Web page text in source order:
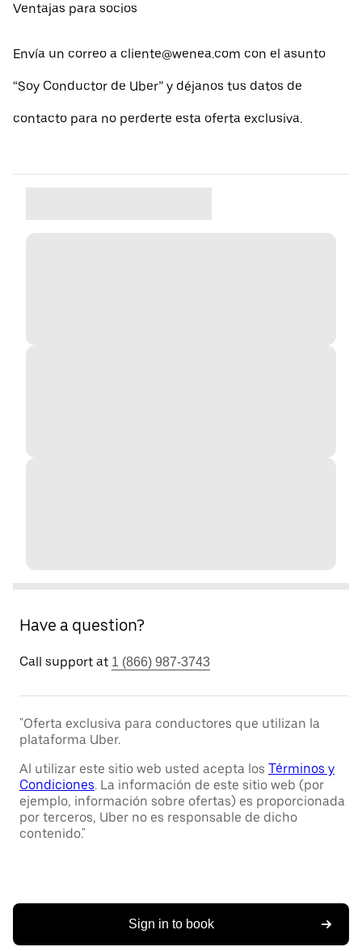
Ventajas para socios
Envía un correo a cliente@wenea.com con el asunto
“Soy Conductor de Uber” y déjanos tus datos de
contacto para no perderte esta oferta exclusiva.
Have a question?
Call support at 1 (866) 987-3743
"Oferta exclusiva para conductores que utilizan la
plataforma Uber.
Al utilizar este sitio web usted acepta los Términos y
Condiciones. La información de este sitio web (por
ejemplo, información sobre ofertas) es proporcionada
por terceros, Uber no es responsable de dicho
contenido."
Sign in to book